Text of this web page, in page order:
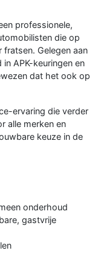
professionele,
die op
Gelegen aan
APK-keuringen en
dat het ook op
ervaring die verder
alle merken en
keuze in de
onderhoud
gastvrije